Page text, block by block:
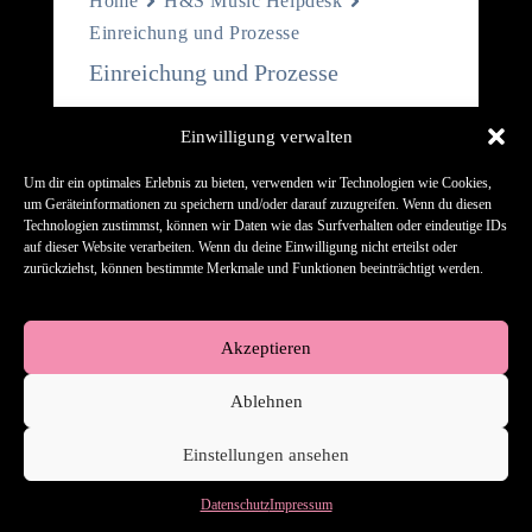
Einwilligung verwalten
Um dir ein optimales Erlebnis zu bieten, verwenden wir Technologien wie Cookies,
um Geräteinformationen zu speichern und/oder darauf zuzugreifen. Wenn du diesen
Technologien zustimmst, können wir Daten wie das Surfverhalten oder eindeutige IDs
auf dieser Website verarbeiten. Wenn du deine Einwilligung nicht erteilst oder
zurückziehst, können bestimmte Merkmale und Funktionen beeinträchtigt werden.
Akzeptieren
Ablehnen
Einstellungen ansehen
DatenschutzImpressum
Einreichung und Prozesse
Einreichung und Prozesse
Richtlinien zur Veröffentlichung
Technischer Leitfaden
Einnahmen & Wallet
Coversong-Lizensierung
Kontakt AGB